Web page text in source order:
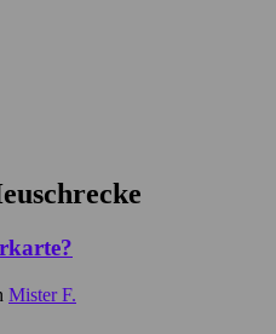
Mister F.